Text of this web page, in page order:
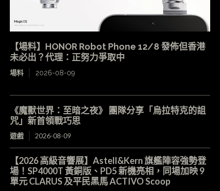
【場料】HONOR Robot Phone 12/8 發佈但香港
未必出？代理：正努力爭取中
場料 2026-08-09
《魔獸世界：至暗之夜》 團隊分享「烏拉特克的詛
咒」新首領戰巧思
遊戲 2026-08-09
【2026 高級音響展】Astell&Kern 旗艦陣容強勢登
場！SP4000T 黃銅版、PD5 新機亮相，同場加映 9
單元 CLARUS 及平民黑馬 ACTIVO Scoop